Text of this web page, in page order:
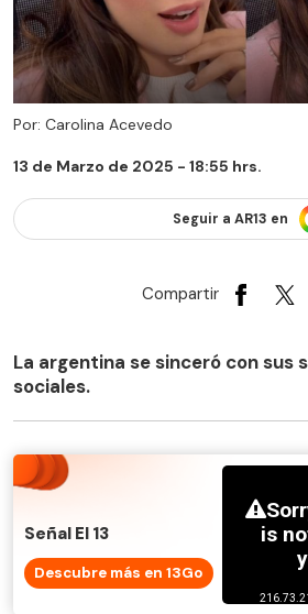
Por: Carolina Acevedo
13 de Marzo de 2025 - 18:55 hrs.
Seguir a AR13 en
Compartir
La argentina se sinceró con sus
sociales.
Señal El 13
Descubre más en 13Go